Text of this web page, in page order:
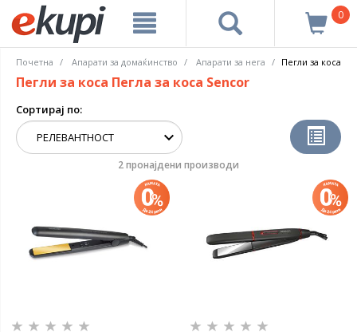
0
Почетна Апарати за домаќинство Апарати за нега Пегли за коса
Пегли за коса Пегла за коса Sencor
Сортирај по:
2 пронајдени производи